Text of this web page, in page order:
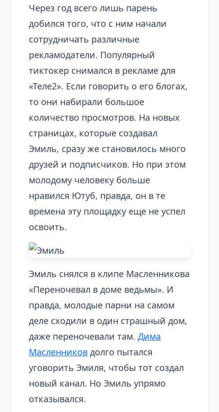
Через год всего лишь парень
добился того, что с ним начали
сотрудничать различные
рекламодатели. Популярный
тиктокер снимался в рекламе для
«Теле2». Если говорить о его блогах,
то они набирали большое
количество просмотров. На новых
страницах, которые создавал
Эмиль, сразу же становилось много
друзей и подписчиков. Но при этом
молодому человеку больше
нравился Ютуб, правда, он в те
времена эту площадку еще не успел
освоить.
Эмиль снялся в клипе Масленникова
«Переночевал в доме ведьмы». И
правда, молодые парни на самом
деле сходили в один страшный дом,
даже переночевали там.Дима
Масленников долго пытался
уговорить Эмиля, чтобы тот создал
новый канал. Но Эмиль упрямо
отказывался.